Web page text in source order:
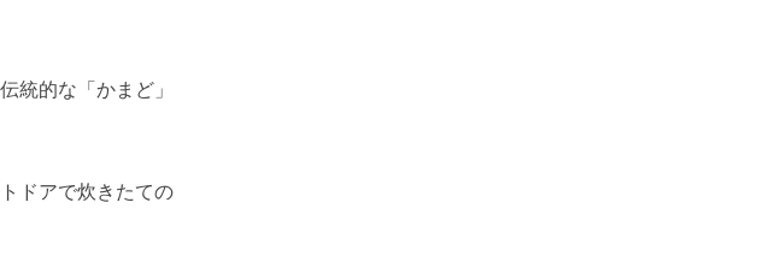
統的な「かまど」
ドアで炊きたての